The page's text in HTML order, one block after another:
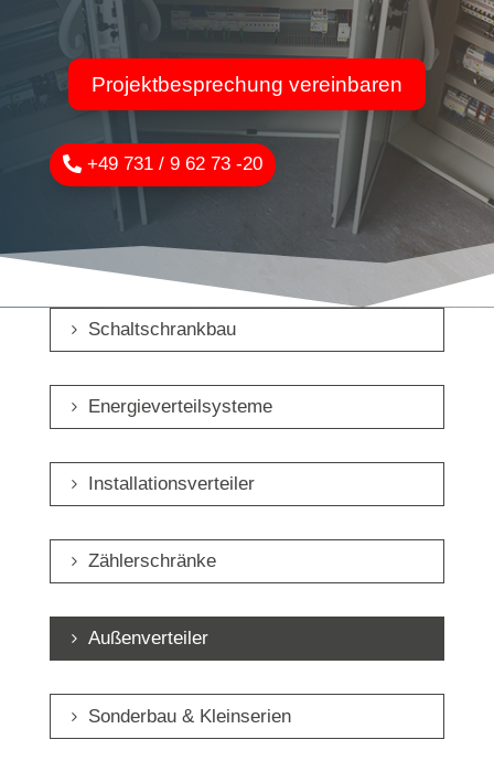
Projektbesprechung vereinbaren
+49 731 / 9 62 73 -20
Schaltschrankbau
Energieverteilsysteme
Installationsverteiler
Zählerschränke
Außenverteiler
Sonderbau & Kleinserien